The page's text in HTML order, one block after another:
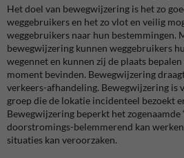
Het doel van bewegwijzering is het zo
weggebruikers en het zo vlot en veilig
weggebruikers naar hun bestemmingen.
bewegwijzering kunnen weggebruikers
wegennet en kunnen zij de plaats
moment bevinden. Bewegwijzering
verkeers-afhandeling. Bewegwijzering is
groep die de lokatie incidenteel bezoekt
Bewegwijzering beperkt het zogenaamde
doorstromings-belemmerend kan
situaties kan veroorzaken.